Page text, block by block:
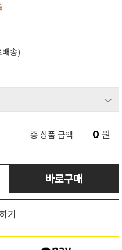
송)
총 상품 금액 0 원
바로구매
기